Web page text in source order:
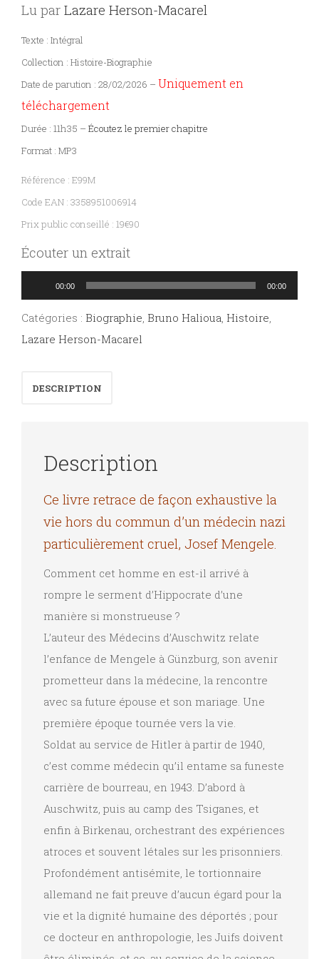
PARAÎTRE
Lu par Lazare Herson-Macarel
Texte : Intégral
Collection : Histoire-Biographie
Date de parution : 28/02/2026 – Uniquement en
téléchargement
Durée : 11h35 – Écoutez le premier chapitre
Format : MP3
Référence : E99M
Code EAN : 3358951006914
Prix public conseillé : 19€90
Écouter un extrait
Lecteur
audio
00:00 00:00
Catégories : Biographie, Bruno Halioua, Histoire,
Lazare Herson-Macarel
DESCRIPTION
Description
Ce livre retrace de façon exhaustive la
vie hors du commun d’un médecin nazi
particulièrement cruel, Josef Mengele.
Comment cet homme en est-il arrivé à
rompre le serment d’Hippocrate d’une
manière si monstrueuse ?
L’auteur des Médecins d’Auschwitz relate
l’enfance de Mengele à Günzburg, son avenir
prometteur dans la médecine, la rencontre
avec sa future épouse et son mariage. Une
première époque tournée vers la vie.
Soldat au service de Hitler à partir de 1940,
c’est comme médecin qu’il entame sa funeste
carrière de bourreau, en 1943. D’abord à
Auschwitz, puis au camp des Tsiganes, et
enfin à Birkenau, orchestrant des expériences
atroces et souvent létales sur les prisonniers.
Profondément antisémite, le tortionnaire
allemand ne fait preuve d’aucun égard pour la
vie et la dignité humaine des déportés ; pour
ce docteur en anthropologie, les Juifs doivent